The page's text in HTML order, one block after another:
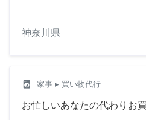
神奈川県
local_laundry_service 家事 ▸ 買い物代行
お忙しいあなたの代わりお